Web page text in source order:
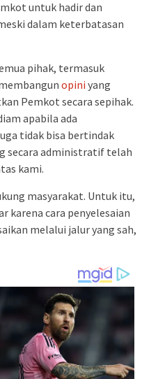
untuk hadir dan
dalam keterbatasan
pihak, termasuk
opini yang
Pemkot secara sepihak.
apabila ada
tidak bisa bertindak
secara administratif telah
kami.
masyarakat. Untuk itu,
karena cara penyelesaian
melalui jalur yang sah,